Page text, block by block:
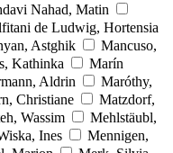
Nahad, Matin
de Ludwig, Hortensia
Astghik
Mancuso,
Kathinka
Marín
Aldrin
Maróthy,
Christiane
Matzdorf,
Wassim
Mehlstäubl,
Ines
Mennigen,